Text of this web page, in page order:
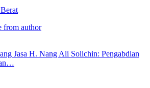
from author
Jasa H. Nang Ali Solichin: Pengabdian